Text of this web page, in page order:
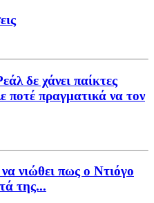
δε χάνει παίκτες
ποτέ πραγματικά να τον
νιώθει πως ο Ντιόγο
της...